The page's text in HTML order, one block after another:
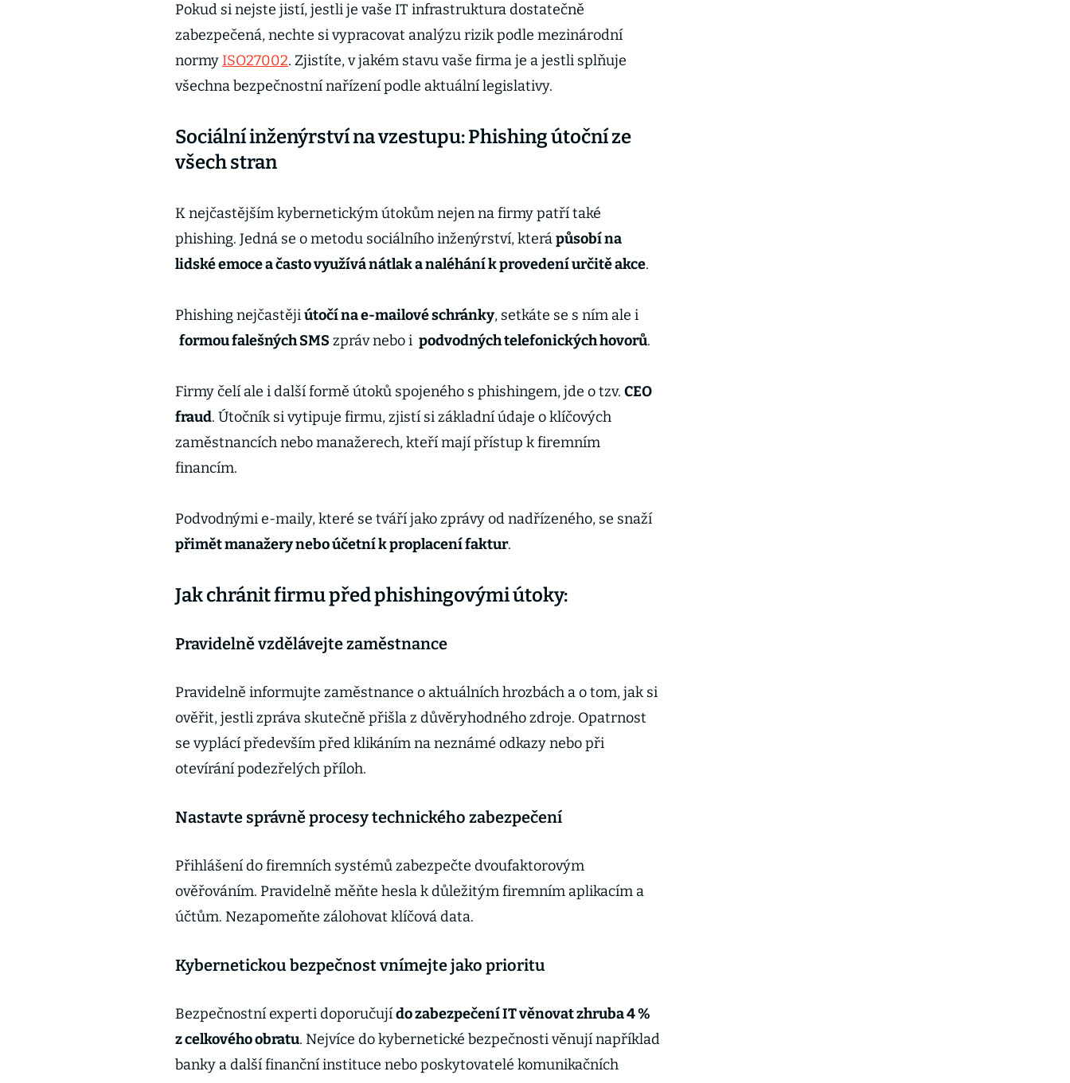
Pokud si nejste jistí, jestli je vaše IT infrastruktura dostatečně
zabezpečená, nechte si vypracovat analýzu rizik podle mezinárodní
normy ISO27002. Zjistíte, v jakém stavu vaše firma je a jestli splňuje
všechna bezpečnostní nařízení podle aktuální legislativy.
Sociální inženýrství na vzestupu: Phishing útoční ze
všech stran
K nejčastějším kybernetickým útokům nejen na firmy patří také
phishing. Jedná se o metodu sociálního inženýrství, kterápůsobí na
lidské emoce a často využívá nátlak a naléhání k provedení určitě akce.
Phishing nejčastějiútočí na e-mailové schránky, setkáte se s ním ale i
formou falešných SMS zpráv nebo i podvodných telefonických hovorů.
Firmy čelí ale i další formě útoků spojeného s phishingem, jde o tzv. CEO
fraud. Útočník si vytipuje firmu, zjistí si základní údaje o klíčových
zaměstnancích nebo manažerech, kteří mají přístup k firemním
financím.
Podvodnými e-maily, které se tváří jako zprávy od nadřízeného, se snaží
přimět manažery nebo účetní k proplacení faktur.
Jak chránit firmu před phishingovými útoky:
Pravidelně vzdělávejte zaměstnance
Pravidelně informujte zaměstnance o aktuálních hrozbách a o tom, jak si
ověřit, jestli zpráva skutečně přišla z důvěryhodného zdroje. Opatrnost
se vyplácí především před klikáním na neznámé odkazy nebo při
otevírání podezřelých příloh.
Nastavte správně procesy technického zabezpečení
Přihlášení do firemních systémů zabezpečte dvoufaktorovým
ověřováním. Pravidelně měňte hesla k důležitým firemním aplikacím a
účtům. Nezapomeňte zálohovat klíčová data.
Kybernetickou bezpečnost vnímejte jako prioritu
Bezpečnostní experti doporučujído zabezpečení IT věnovat zhruba 4 %
z celkového obratu. Nejvíce do kybernetické bezpečnosti věnují například
banky a další finanční instituce nebo poskytovatelé komunikačních